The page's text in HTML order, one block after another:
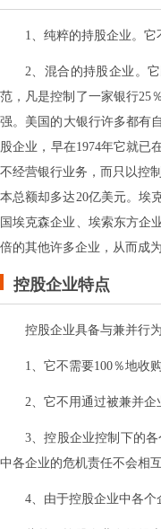
1、纯粹的持股企业。
2、混合的持股企业。
范，凡是控制了一家银行25
强。美国的大银行许多都有
股企业，早在1974年它就已
不经营银行业务，而只以控
本总额却多达20亿美元。埃
国埃克森企业、埃索东方企
倍的其他许多企业，从而成
控股企业特点
控股企业具备与兼并行
1、它不需要100％地收
2、它不用通过被兼并
3、控股企业控制下的
中各企业的危机责任不会相
4、由于控股企业中各